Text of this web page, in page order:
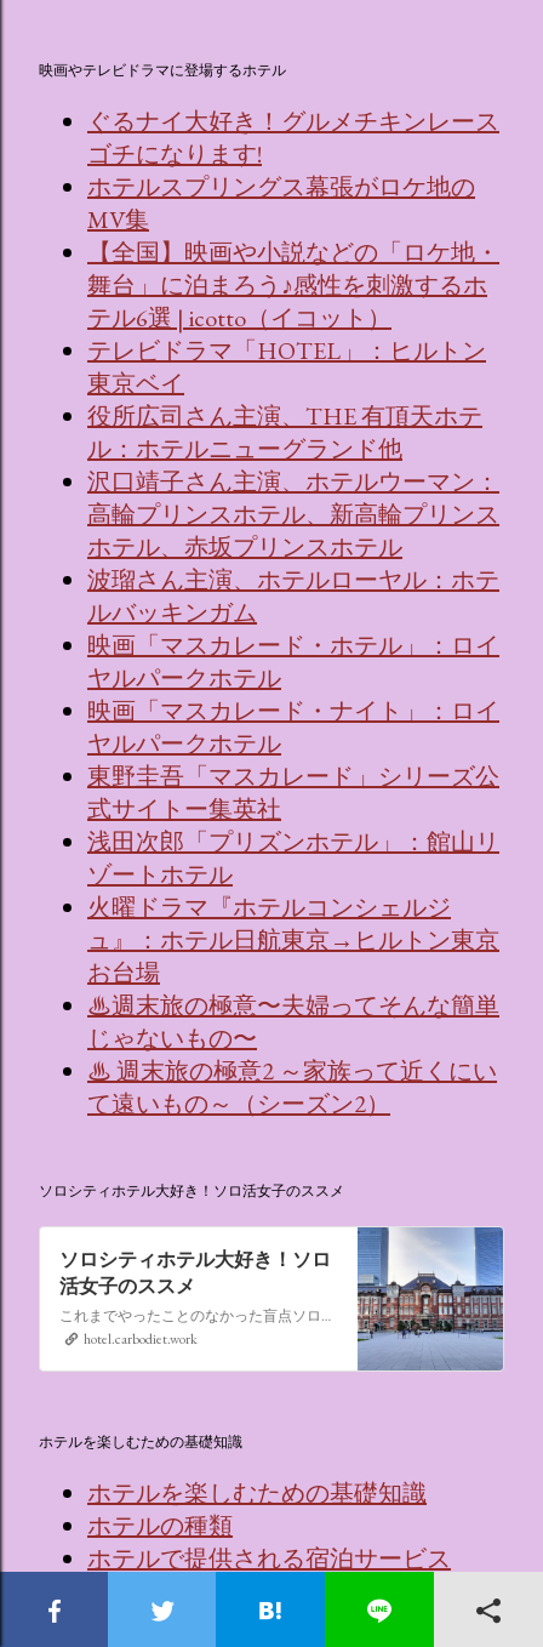
映画やテレビドラマに登場するホテル
ぐるナイ大好き！グルメチキンレース
ゴチになります!
ホテルスプリングス幕張がロケ地の
MV集
【全国】映画や小説などの「ロケ地・
舞台」に泊まろう♪感性を刺激するホ
テル6選 | icotto（イコット）
テレビドラマ「HOTEL」：ヒルトン
東京ベイ
役所広司さん主演、THE 有頂天ホテ
ル：ホテルニューグランド他
沢口靖子さん主演、ホテルウーマン：
高輪プリンスホテル、新高輪プリンス
ホテル、赤坂プリンスホテル
波瑠さん主演、ホテルローヤル：ホテ
ルバッキンガム
映画「マスカレード・ホテル」：ロイ
ヤルパークホテル
映画「マスカレード・ナイト」：ロイ
ヤルパークホテル
東野圭吾「マスカレード」シリーズ公
式サイトー集英社
浅田次郎「プリズンホテル」：館山リ
ゾートホテル
火曜ドラマ『ホテルコンシェルジ
ュ』：ホテル日航東京→ヒルトン東京
お台場
♨週末旅の極意〜夫婦ってそんな簡単
じゃないもの〜
♨ 週末旅の極意2 ～家族って近くにい
て遠いもの～（シーズン2）
ソロシティホテル大好き！ソロ活女子のススメ
ソロシティホテル大好き！ソロ
活女子のススメ
これまでやったことのなかった盲点ソロ活、“なんでもない日にシティホテルに泊まる”。ソロ活女子のススメ,ソロシティホテル
hotel.carbodiet.work
ホテルを楽しむための基礎知識
ホテルを楽しむための基礎知識
ホテルの種類
ホテルで提供される宿泊サービス
ホテルで提供される主な食事サービス
ホテル採用のベッドメーカーと特徴